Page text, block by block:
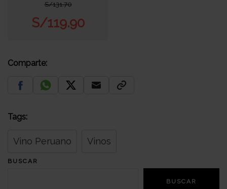
S/131.70
S/119.90
Comparte:
Tags:
Vino Peruano Vinos
BUSCAR
BUSCAR